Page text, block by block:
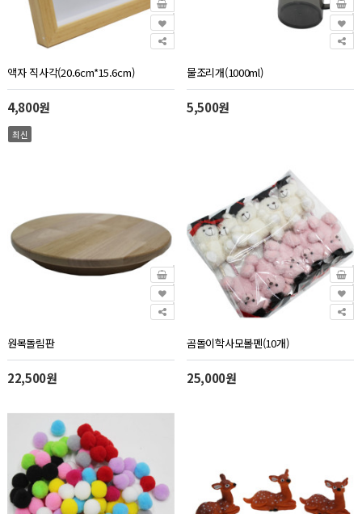
액자 직사각(20.6cm*15.6cm)
4,800원
최신
물조리개(1000ml)
5,500원
원목돌림판
22,500원
곰돌이학사모볼펜(10개)
25,000원